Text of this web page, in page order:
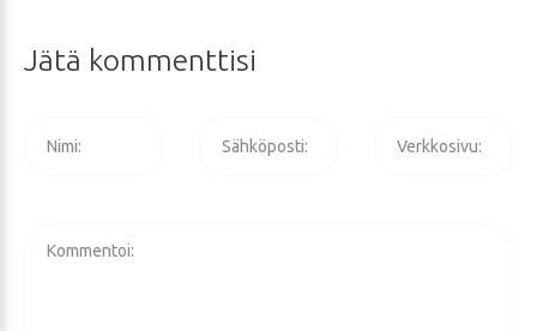
Jätä kommenttisi